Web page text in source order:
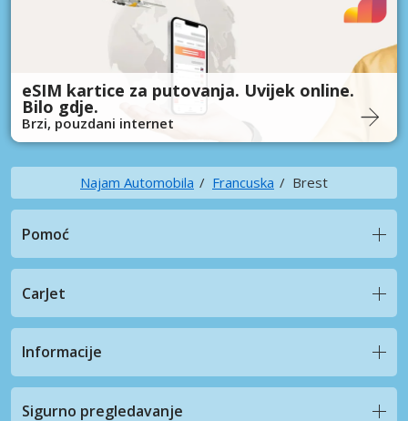
eSIM kartice za putovanja. Uvijek online.
Bilo gdje.
Brzi, pouzdani internet
Najam Automobila Francuska Brest
Pomoć
CarJet
Informacije
Sigurno pregledavanje